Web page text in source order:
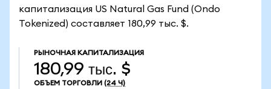
капитализация US Natural Gas Fund (Ondo
Tokenized) составляет 180,99 тыс. $.
РЫНОЧНАЯ КАПИТАЛИЗАЦИЯ
180,99 тыс. $
ОБЪЕМ ТОРГОВЛИ (24 Ч)